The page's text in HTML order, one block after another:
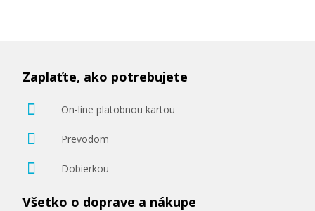
Zaplaťte, ako potrebujete
On-line platobnou kartou
Prevodom
Dobierkou
Všetko o doprave a nákupe